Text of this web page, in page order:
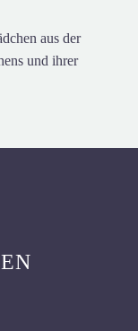
aus der
und ihrer